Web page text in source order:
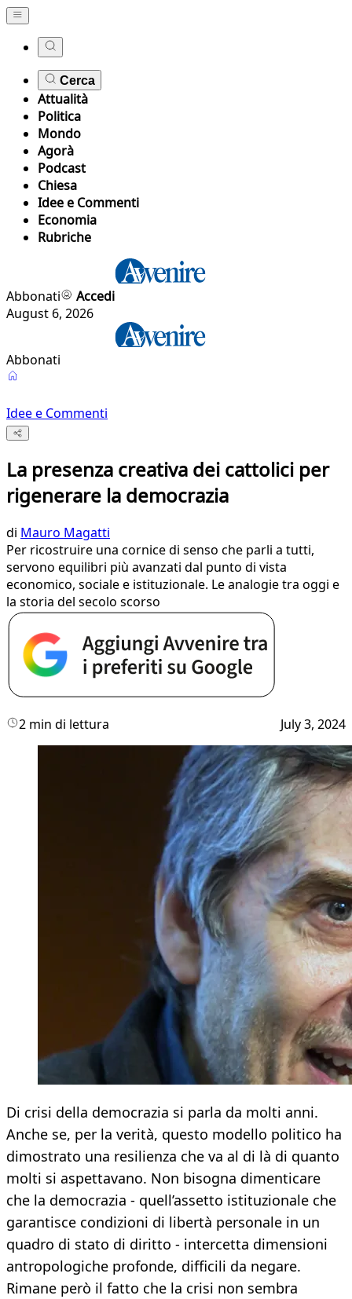
Cerca
Attualità
Politica
Mondo
Agorà
Podcast
Chiesa
Idee e Commenti
Economia
Rubriche
Abbonati
Accedi
August 6, 2026
Abbonati
Idee e Commenti
La presenza creativa dei cattolici per
rigenerare la democrazia
di Mauro Magatti
Per ricostruire una cornice di senso che parli a tutti,
servono equilibri più avanzati dal punto di vista
economico, sociale e istituzionale. Le analogie tra oggi e
la storia del secolo scorso
2 min di lettura July 3, 2024
Di crisi della democrazia si parla da molti anni.
Anche se, per la verità, questo modello politico ha
dimostrato una resilienza che va al di là di quanto
molti si aspettavano. Non bisogna dimenticare
che la democrazia - quell’assetto istituzionale che
garantisce condizioni di libertà personale in un
quadro di stato di diritto - intercetta dimensioni
antropologiche profonde, difficili da negare.
Rimane però il fatto che la crisi non sembra